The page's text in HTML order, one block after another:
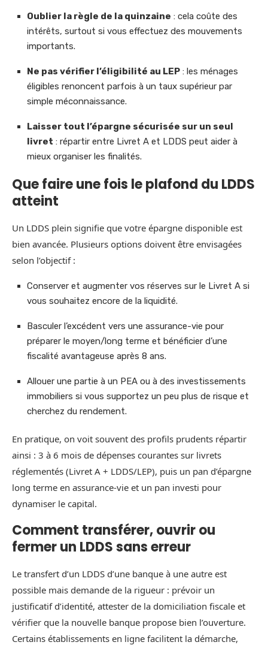
Oublier la règle de la quinzaine : cela coûte des
intérêts, surtout si vous effectuez des mouvements
importants.
Ne pas vérifier l’éligibilité au LEP : les ménages
éligibles renoncent parfois à un taux supérieur par
simple méconnaissance.
Laisser tout l’épargne sécurisée sur un seul
livret : répartir entre Livret A et LDDS peut aider à
mieux organiser les finalités.
Que faire une fois le plafond du LDDS
atteint
Un LDDS plein signifie que votre épargne disponible est
bien avancée. Plusieurs options doivent être envisagées
selon l’objectif :
Conserver et augmenter vos réserves sur le Livret A si
vous souhaitez encore de la liquidité.
Basculer l’excédent vers une assurance-vie pour
préparer le moyen/long terme et bénéficier d’une
fiscalité avantageuse après 8 ans.
Allouer une partie à un PEA ou à des investissements
immobiliers si vous supportez un peu plus de risque et
cherchez du rendement.
En pratique, on voit souvent des profils prudents répartir
ainsi : 3 à 6 mois de dépenses courantes sur livrets
réglementés (Livret A + LDDS/LEP), puis un pan d’épargne
long terme en assurance-vie et un pan investi pour
dynamiser le capital.
Comment transférer, ouvrir ou
fermer un LDDS sans erreur
Le transfert d’un LDDS d’une banque à une autre est
possible mais demande de la rigueur : prévoir un
justificatif d’identité, attester de la domiciliation fiscale et
vérifier que la nouvelle banque propose bien l’ouverture.
Certains établissements en ligne facilitent la démarche,